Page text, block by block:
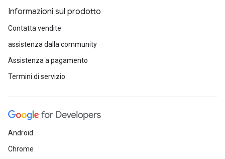
Informazioni sul prodotto
Contatta vendite
assistenza dalla community
Assistenza a pagamento
Termini di servizio
Android
Chrome